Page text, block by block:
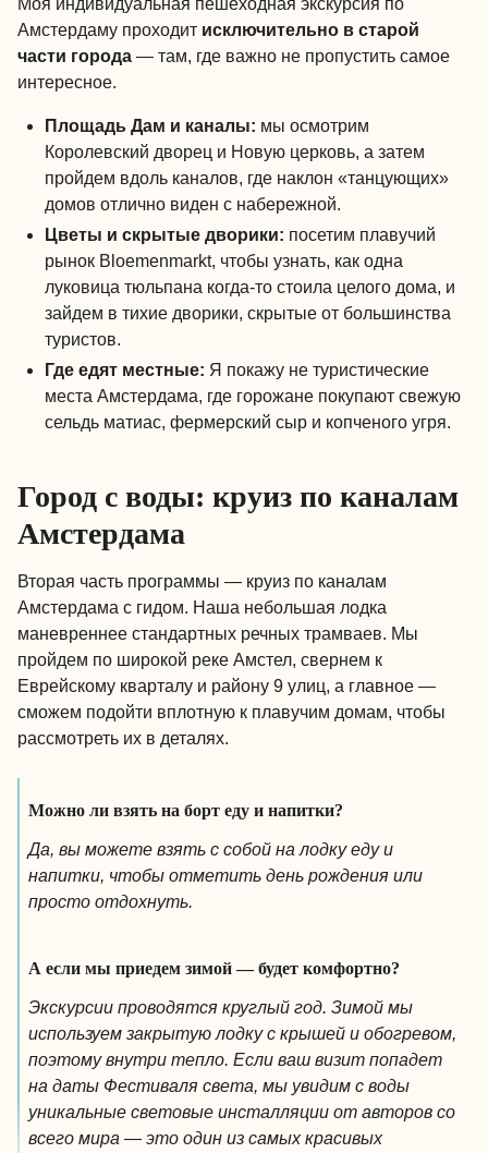
Моя индивидуальная пешеходная экскурсия по
Амстердаму проходит исключительно в старой
части города — там, где важно не пропустить самое
интересное.
Площадь Дам и каналы: мы осмотрим
Королевский дворец и Новую церковь, а затем
пройдем вдоль каналов, где наклон «танцующих»
домов отлично виден с набережной.
Цветы и скрытые дворики: посетим плавучий
рынок Bloemenmarkt, чтобы узнать, как одна
луковица тюльпана когда-то стоила целого дома, и
зайдем в тихие дворики, скрытые от большинства
туристов.
Где едят местные: Я покажу не туристические
места Амстердама, где горожане покупают свежую
сельдь матиас, фермерский сыр и копченого угря.
Город с воды: круиз по каналам
Амстердама
Вторая часть программы — круиз по каналам
Амстердама с гидом. Наша небольшая лодка
маневреннее стандартных речных трамваев. Мы
пройдем по широкой реке Амстел, свернем к
Еврейскому кварталу и району 9 улиц, а главное —
сможем подойти вплотную к плавучим домам, чтобы
рассмотреть их в деталях.
Можно ли взять на борт еду и напитки?
Да, вы можете взять с собой на лодку еду и
напитки, чтобы отметить день рождения или
просто отдохнуть.
А если мы приедем зимой — будет комфортно?
Экскурсии проводятся круглый год. Зимой мы
используем закрытую лодку с крышей и обогревом,
поэтому внутри тепло. Если ваш визит попадет
на даты Фестиваля света, мы увидим с воды
уникальные световые инсталляции от авторов со
всего мира — это один из самых красивых